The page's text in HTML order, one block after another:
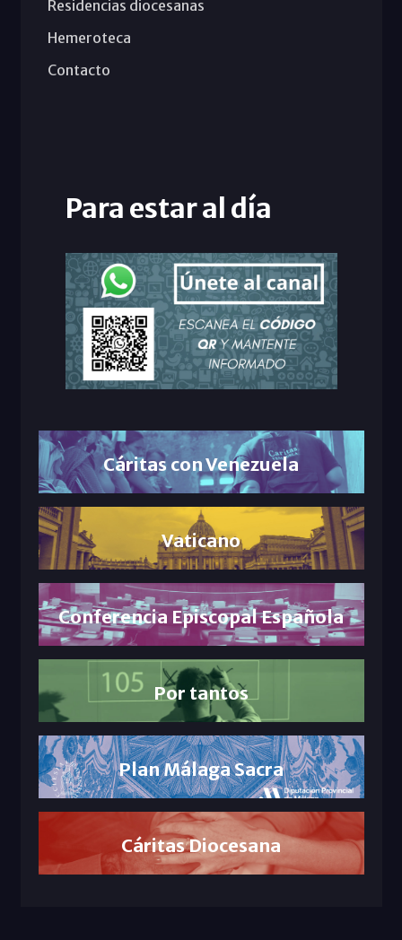
Residencias diocesanas
Hemeroteca
Contacto
Para estar al día
Cáritas con Venezuela
Vaticano
Conferencia Episcopal Española
Por tantos
Plan Málaga Sacra
Cáritas Diocesana